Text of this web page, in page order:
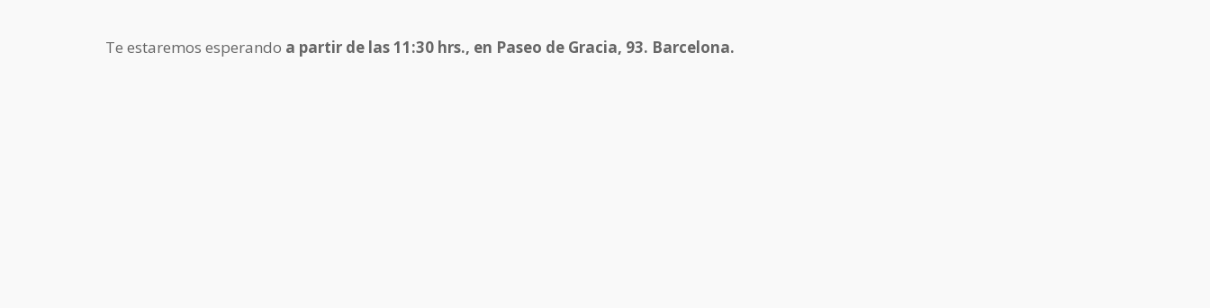
Te estaremos esperando a partir de las 11:30 hrs., en Paseo de Gracia, 93. Barcelona.